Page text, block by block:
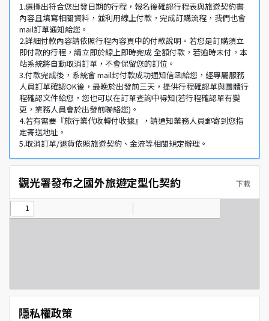
1.選擇出符合您出發日期的行程，報名後確認行程表與旅遊契約書
內容且填寫相關資料，並利用線上付款，完成訂購流程，我們也會
mail訂單通知給您。
2.詳細付款內容請依照行程內容頁中的付款說明。若您是訂購須立
即付款的行程，請立即於線上即時完成 全額付款，若逾時未付，本
站系統將自動取消訂單，不會保留您的訂位。
3.付款完成後，系統會 mail封付款成功通知信函給您，經專屬服務
人員訂單確認OK後，最晚於出發前三天，提供行程確認單與團體行
程確認文件給您，您也可以在訂單查詢中得知(若行程確認單有變
更，業務人員會於出發前聯絡您)。
4.若有需要『旅行業代收轉付收據』，請通知業務人員郵寄到您指
定寄送地址。
5.取消訂單/退貨依照旅遊契約、金流等相關規定辦理。
觀光署發布之國外旅遊定型化契約 下載
隱私權政策